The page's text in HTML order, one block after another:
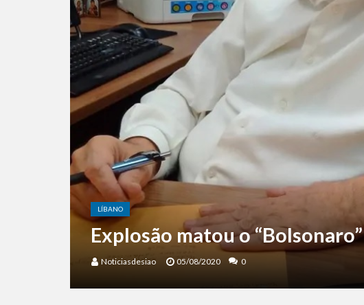
LÍBANO
Explosão matou o
Noticiasdesiao 05/08/2020 0